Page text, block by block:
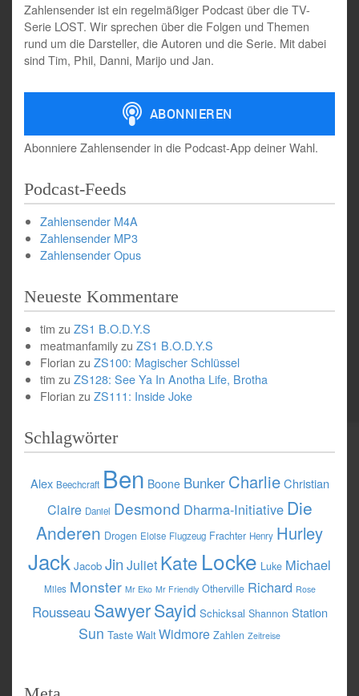
Zahlensender ist ein regelmäßiger Podcast über die TV-
Serie LOST. Wir sprechen über die Folgen und Themen
rund um die Darsteller, die Autoren und die Serie. Mit dabei
sind Tim, Phil, Danni, Marijo und Jan.
Abonniere Zahlensender in die Podcast-App deiner Wahl.
Podcast-Feeds
Zahlensender M4A
Zahlensender MP3
Zahlensender Opus
Neueste Kommentare
tim zu ZS1 B.O.D.Y.S
meatmanfamilyzu ZS1 B.O.D.Y.S
Florian zu ZS100: Magischer Schlüssel
tim zu ZS128: See Ya In Anotha Life, Brotha
Florian zu ZS111: Inside Joke
Schlagwörter
Alex Beechcraft Ben Boone Bunker Charlie Christian
Claire Daniel Desmond Dharma-Initiative Die
Anderen Drogen Eloise Flugzeug Frachter Henry Hurley
Jack Jacob Jin Juliet Kate Locke Luke Michael
Miles Monster Mr Eko Mr Friendly Otherville Richard Rose
Rousseau SawyerSayid Schicksal Shannon Station
Sun Taste Walt Widmore Zahlen Zeitreise